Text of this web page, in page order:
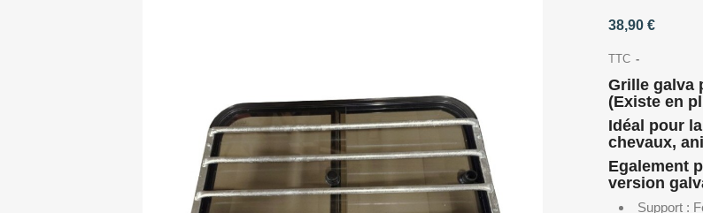
38,90 €
TTC
Grille galva
(Existe en
Idéal pour
chevaux,
Egalement
version
Support :